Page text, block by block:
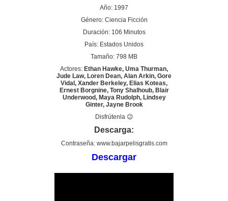
Año: 1997
Género: Ciencia Ficción
Duración: 106 Minutos
País: Estados Unidos
Tamaño: 798 MB
Actores: Ethan Hawke, Uma Thurman,
Jude Law, Loren Dean, Alan Arkin, Gore
Vidal, Xander Berkeley, Elias Koteas,
Ernest Borgnine, Tony Shalhoub, Blair
Underwood, Maya Rudolph, Lindsey
Ginter, Jayne Brook
Disfrútenla 😉
Descarga:
Contraseña: www.bajarpelisgratis.com
Descargar